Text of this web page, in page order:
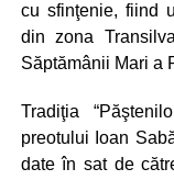
cu sfinţenie, fiind
din zona
Săptămânii Mari a
Tradiţia
preotului Ioan
date în sat de